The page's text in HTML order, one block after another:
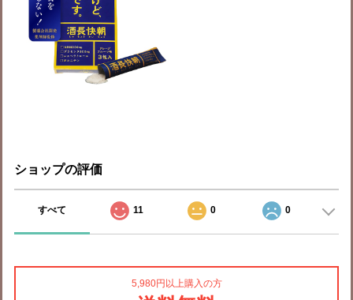
ショップの評価
すべて 11 0 0
5,980円以上購入の方